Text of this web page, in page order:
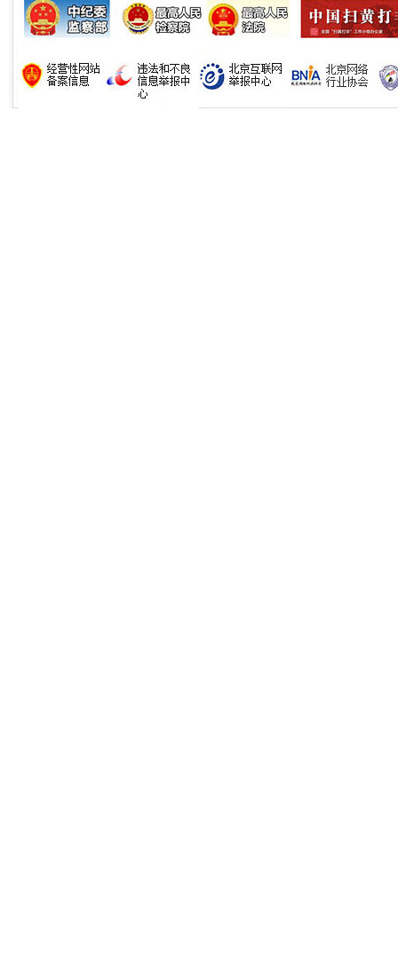
“刷贴”乱象丛生
生